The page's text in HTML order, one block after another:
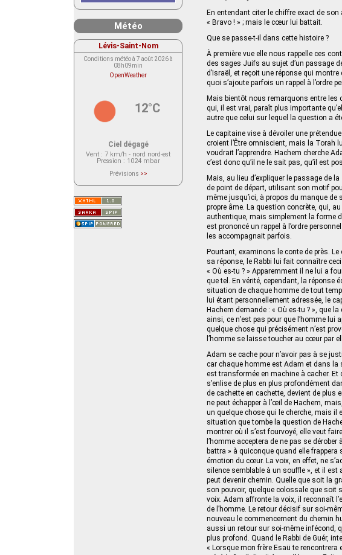
En entendant citer le chiffre exact de
« Bravo ! » ; mais le cœur lui battait.
Que se passe-t-il dans cette histoire ?
À première vue elle nous rappelle ces
des sages Juifs au sujet d’un passage
d’Israël, et reçoit une réponse qui
quoi s’ajoute parfois un rappel à l’ordre
Mais bientôt nous remarquons entre les
qui, il est vrai, paraît plus importante
autre que celui sur lequel la question a
Le capitaine vise à dévoiler une
croient l’Être omniscient, mais la Torah
voudrait l’apprendre. Hachem cherche
c’est donc qu’il ne le sait pas, qu’il est
Mais, au lieu d’expliquer le passage de
de point de départ, utilisant son motif
même jusqu’ici, à propos du manque de
propre âme. La question concrète, qui,
authentique, mais simplement la forme
est prononcé un rappel à l’ordre
les accompagnait parfois.
Pourtant, examinons le conte de près.
sa réponse, le Rabbi lui fait connaître
« Où es-tu ? » Apparemment il ne lui a
que tel. En vérité, cependant, la réponse
situation de chaque homme de tout
lui étant personnellement adressée, le
Hachem demande : « Où es-tu ? », que
ainsi, ce n’est pas pour que l’homme lui
quelque chose qui précisément n’est
l’homme se laisse toucher au cœur par
Adam se cache pour n’avoir pas à se
car chaque homme est Adam et dans la
est transformée en machine à cacher. Et
s’enlise de plus en plus profondément
de cachette en cachette, devient de plus
ne peut échapper à l’œil de Hachem,
un quelque chose qui le cherche, mais il
situation que tombe la question de
montrer où il s’est fourvoyé, elle veut
l’homme acceptera de ne pas se
battra » à quiconque quand elle
émotion du cœur. La voix, en effet, ne
silence semblable à un souffle », et il est
peut devenir chemin. Quelle que soit la
son pouvoir, quelque colossale que soit
voix. Adam affronte la voix, il reconnaît
de l’homme. Le retour décisif sur soi-
nouveau le commencement du chemin
aussi un retour sur soi-même infécond,
plus profond. Quand le Rabbi de Guér,
« Lorsque mon frère Esaü te rencontrera
Météo
Lévis-Saint-Nom
Conditions météo à 7 août 2026 à
08h09min
OpenWeather
12°C
Ciel dégagé
Vent : 7 km/h - nord nord-est
Pression : 1024 mbar
Prévisions >>
actuellement aucune prévision
Saint-Nom.
Veuillez consulter le message du
service ci-dessous.
(401 - Invalid API key. Please see
https://openweathermap.org/faq#error401